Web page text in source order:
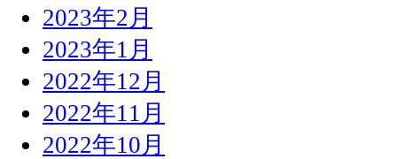
2023年2月
2023年1月
2022年12月
2022年11月
2022年10月